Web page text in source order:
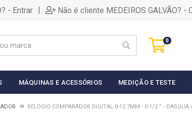
- Entrar | Não é cliente MEDEIROS GALVÃO? -
0
MÁQUINAS E ACESSÓRIOS MEDIÇÃO E TESTE
RELÓGIO COMPARADOR DIGITAL 0-12.7MM - 0-1/2 ” - DASQUA